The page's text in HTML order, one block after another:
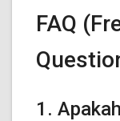
FAQ
1.